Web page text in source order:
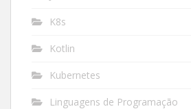
K8s
Kotlin
Kubernetes
Linguagens de Programação